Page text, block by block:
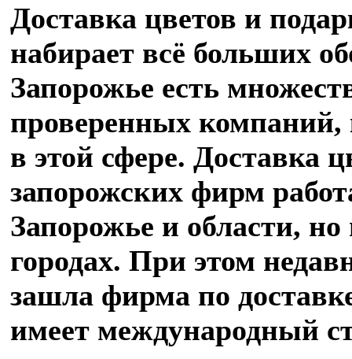
Доставка цветов и
набирает всё больших
Запорожье есть
проверенных компаний,
в этой сфере. Доставка
запорожских фирм
Запорожье и области, но
городах. При этом
зашла фирма по
имеет международный